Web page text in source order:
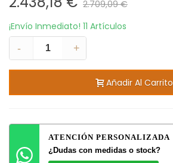
2.709,09 €
¡Envío Inmediato! 11 Artículos
-
+
Añadir Al Carrito
ATENCIÓN PERSONALIZADA
¿Dudas con medidas o stock?